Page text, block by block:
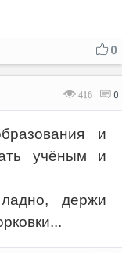
0
416 0
и
учёным и
держи